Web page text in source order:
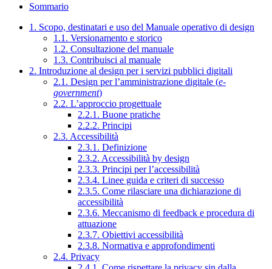
Sommario
1. Scopo, destinatari e uso del Manuale operativo di design
1.1. Versionamento e storico
1.2. Consultazione del manuale
1.3. Contribuisci al manuale
2. Introduzione al design per i servizi pubblici digitali
2.1. Design per l’amministrazione digitale (e-
government)
2.2. L’approccio progettuale
2.2.1. Buone pratiche
2.2.2. Principi
2.3. Accessibilità
2.3.1. Definizione
2.3.2. Accessibilità by design
2.3.3. Principi per l’accessibilità
2.3.4. Linee guida e criteri di successo
2.3.5. Come rilasciare una dichiarazione di
accessibilità
2.3.6. Meccanismo di feedback e procedura di
attuazione
2.3.7. Obiettivi accessibilità
2.3.8. Normativa e approfondimenti
2.4. Privacy